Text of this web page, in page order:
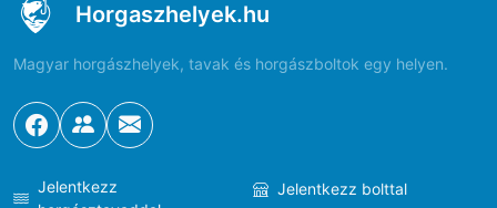
Horgaszhelyek.hu
Magyar horgászhelyek, tavak és horgászboltok egy helyen.
Jelentkezz
Jelentkezz bolttal